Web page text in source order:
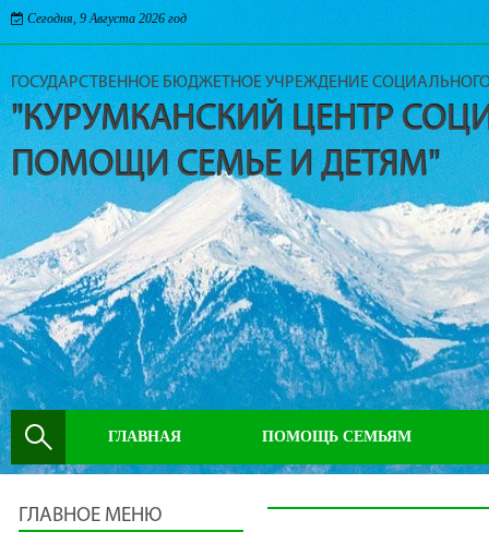
Сегодня, 9 Августа 2026 год
ГОСУДАРСТВЕННОЕ БЮДЖЕТНОЕ УЧРЕЖДЕНИЕ
"КУРУМКАНСКИЙ ЦЕНТР
ПОМОЩИ СЕМЬЕ И ДЕТЯМ"
ГЛАВНАЯ ПОМОЩЬ СЕМЬЯМ
ГЛАВНОЕ МЕНЮ